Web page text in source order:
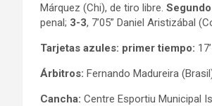
Márquez (Chi), de tiro libre.
penal; 3-3, 7’05” Daniel Aristizábal
Tarjetas azules: primer tiempo:
Árbitros: Fernando Madureira
Cancha: Centre Esportiu Municipal